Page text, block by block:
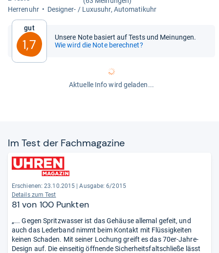
Her­ren­uhr
Desi­gner-​ / Luxu­suhr, Auto­ma­ti­k­uhr
Gut
1,7
Unsere Note basiert auf Tests und Meinungen.
Wie wird die Note berechnet?
Aktuelle Info wird geladen...
Im Test der Fach­ma­ga­zine
Erschienen: 23.10.2015
Ausgabe: 6/2015
Details zum Test
81 von 100 Punkten
„... Gegen Spritzwasser ist das Gehäuse allemal gefeit, und
auch das Lederband nimmt beim Kontakt mit Flüssigkeiten
keinen Schaden. Mit seiner Lochung greift es das 70er-Jahre-
Design auf. Die einseitig öffnende Sicherheitsfaltschließe lässt